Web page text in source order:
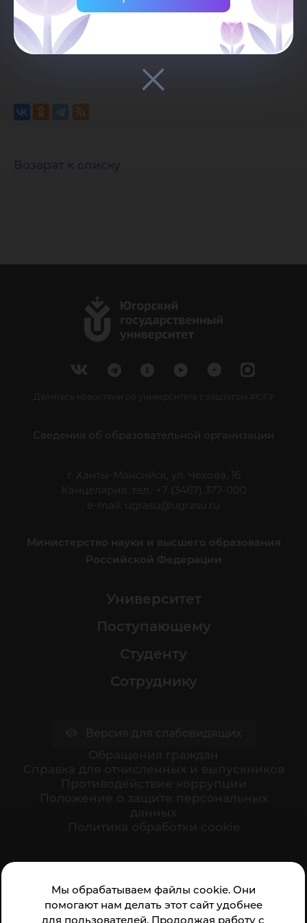
Мы обрабатываем файлы cookie. Они
помогают нам делать этот сайт удобнее
для пользователей. Продолжая работу с
непосредственно рядом с материалом,
должна быть видимой и прямой.
Возврат к списку
Делитесь новостями об университете с хештегом #ЮГУ
Сведения об образовательной организации
г. Ханты-Мансийск, ул. Чехова, 16
Канцелярия: тел.: +7 (3467) 377-000
e-mail:
ugrasu@ugrasu.ru
Министерство науки и высшего образования
Российской Федерации
Университет
Поступающему
Студенту
Сотруднику
организации: